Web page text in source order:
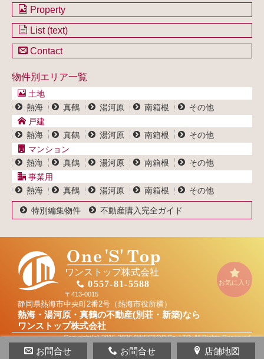
会社のご案内
不動産を購入したい方
不動産を売却したい方
不動産買取システム
Property
土地一覧
戸建一覧
マンション一覧
事業用物件一覧
List (text)
土地一覧
マンション一覧
事業用物件一覧
Contact
ブログ
プライバシーポリシー
サイトポリシー
物件別エリア一覧
土地
熱海
真鶴 湯河原 南箱根
その他
戸建
熱海
真鶴 湯河原 南箱根
その他
マンション
熱海
真鶴 湯河原 南箱根
その他
事業用
熱海
真鶴 湯河原 南箱根 その他
特別編集物件 不動産購入完全ガイド
お気に入り
ワンストップ株式会社
0557-81-5588
〒413-0015
静岡県熱海市中央町2番2号（熱海市役所横）
熱海・湯河原・真鶴の不動産(別荘・新築)なら
ワンストップ株式会社
Copyright(c) 2015-2026 ONESTOP Co.,LTD. All Rights Reserved.
お問合せ お問合せ 店舗地図